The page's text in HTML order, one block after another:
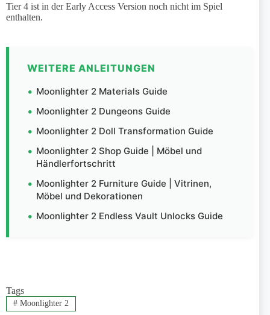
Tier 4 ist in der Early Access Version noch nicht im Spiel
enthalten.
WEITERE ANLEITUNGEN
Moonlighter 2 Materials Guide
Moonlighter 2 Dungeons Guide
Moonlighter 2 Doll Transformation Guide
Moonlighter 2 Shop Guide | Möbel und
Händlerfortschritt
Moonlighter 2 Furniture Guide | Vitrinen,
Möbel und Dekorationen
Moonlighter 2 Endless Vault Unlocks Guide
Tags
#Moonlighter 2